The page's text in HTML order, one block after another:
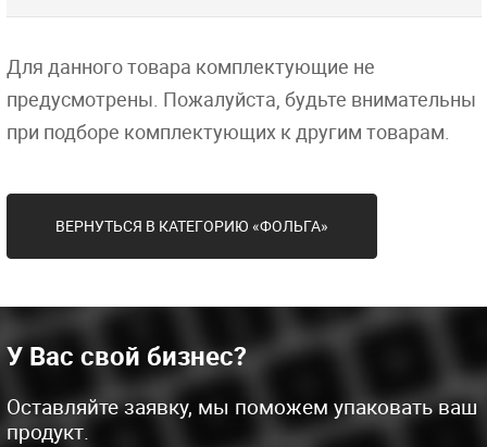
Для данного товара комплектующие не
предусмотрены. Пожалуйста, будьте внимательны
при подборе комплектующих к другим товарам.
ВЕРНУТЬСЯ В КАТЕГОРИЮ «ФОЛЬГА»
У Вас свой бизнес?
Оставляйте заявку, мы поможем упаковать ваш
продукт.